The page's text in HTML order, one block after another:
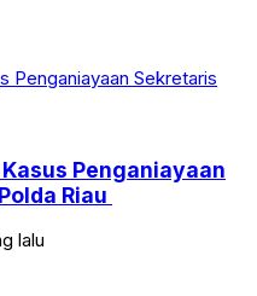
Penganiayaan
Riau
lalu